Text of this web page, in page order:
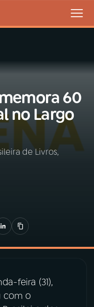
AO VIVO
60
no Largo
de Livros,
feira (31),
com o